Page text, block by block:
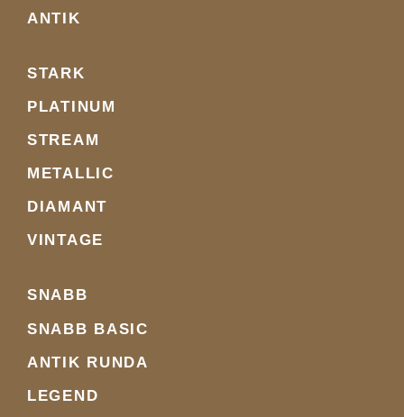
ANTIK
STARK
PLATINUM
STREAM
METALLIC
DIAMANT
VINTAGE
SNABB
SNABB BASIC
ANTIK RUNDA
LEGEND